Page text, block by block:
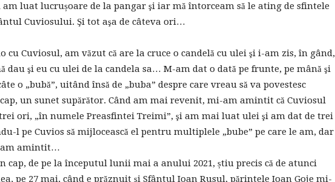
luat lucrușoare de la pangar şi iar mă întorceam să le ating de sfintele
Cuviosului. Şi tot aşa de câteva ori…
cu Cuviosul, am văzut că are la cruce o candelă cu ulei şi i-am zis, în gând,
dau şi eu cu ulei de la candela sa… M-am dat o dată pe frunte, pe mână şi
o „bubă”, uitând însă de „buba” despre care vreau să va povestesc
un sunet supărător. Când am mai revenit, mi-am amintit că Cuviosul
trei ori, „în numele Preasfintei Treimi”, şi am mai luat ulei şi am dat de trei
l pe Cuvios să mijlocească el pentru multiplele „bube” pe care le am, dar
amintit…
cap, de pe la începutul lunii mai a anului 2021, știu precis că de atunci
pe 27 mai, când e prăznuit şi Sfântul Ioan Rusul, părintele Ioan Goje mi-